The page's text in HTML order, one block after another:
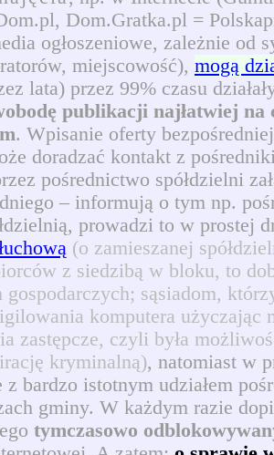
Dom.Gratka.pl =
ogłoszeniowe, zależnie
miejscowość), mogą
lata) przez 99% czasu
publikacji najłatwiej
. Wpisanie oferty
doradzać kontakt z
pośrednictwo spółdzielni
– informują o tym np.
prowadzi to w prostej
(o zamieszanej
z siedzibą w bloku, to
gospodarczych; sąsiadom,
komputera użyczając
zastępcze, czyli była
kryminalną), natomiast w
z bardzo istotnym udziałem
gminy. W każdym razie
tymczasowo